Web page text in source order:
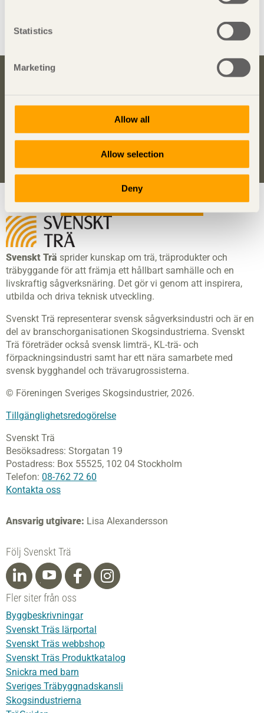
Statistics
Marketing
Allow all
Allow selection
Deny
Anmäl dig här för att få information om publikationer,
seminarier och Svenskt Träs nyhetsbrev
Anmäl dig för att få inspiration
Svenskt Trä sprider kunskap om trä, träprodukter och
träbyggande för att främja ett hållbart samhälle och en
livskraftig sågverksnäring. Det gör vi genom att inspirera,
utbilda och driva teknisk utveckling.
Svenskt Trä representerar svensk sågverksindustri och är en
del av branschorganisationen Skogsindustrierna. Svenskt
Trä företräder också svensk limträ-, KL-trä- och
förpackningsindustri samt har ett nära samarbete med
svensk bygghandel och trävarugrossisterna.
© Föreningen Sveriges Skogsindustrier, 2026.
Tillgänglighetsredogörelse
Svenskt Trä
Besöksadress: Storgatan 19
Postadress: Box 55525, 102 04 Stockholm
Telefon: 08-762 72 60
Kontakta oss
Ansvarig utgivare: Lisa Alexandersson
Följ Svenskt Trä
Fler siter från oss
Byggbeskrivningar
Svenskt Träs lärportal
Svenskt Träs webbshop
Svenskt Träs Produktkatalog
Snickra med barn
Sveriges Träbyggnadskansli
Skogsindustrierna